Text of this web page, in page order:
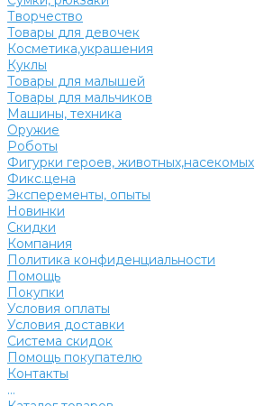
Творчество
Товары для девочек
Косметика,украшения
Куклы
Товары для малышей
Товары для мальчиков
Машины, техника
Оружие
Роботы
Фигурки героев, животных,насекомых
Фикс.цена
Эксперементы, опыты
Новинки
Скидки
Компания
Политика конфиденциальности
Помощь
Покупки
Условия оплаты
Условия доставки
Система скидок
Помощь покупателю
Контакты
...